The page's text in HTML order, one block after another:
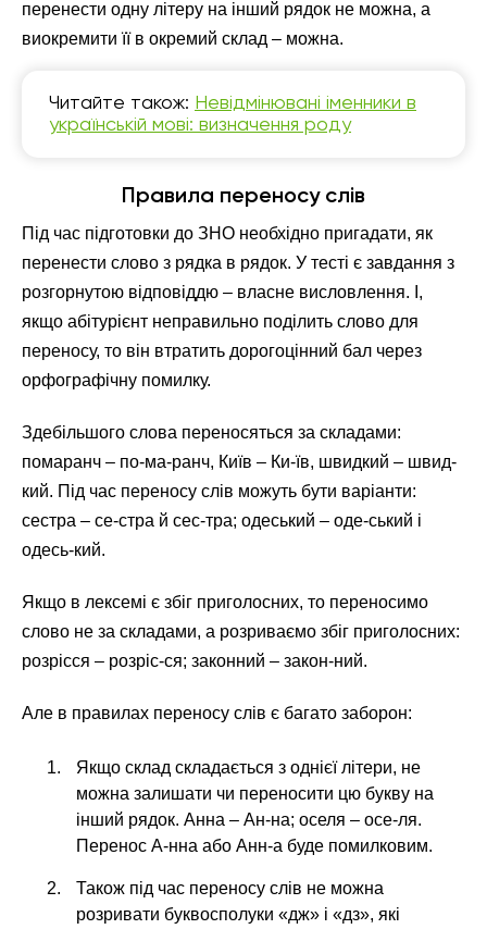
перенести одну літеру на інший рядок не можна, а
виокремити її в окремий склад – можна.
Читайте також: Невідмінювані іменники в
українській мові: визначення роду
Правила переносу слів
Під час підготовки до ЗНО необхідно пригадати, як
перенести слово з рядка в рядок. У тесті є завдання з
розгорнутою відповіддю – власне висловлення. І,
якщо абітурієнт неправильно поділить слово для
переносу, то він втратить дорогоцінний бал через
орфографічну помилку.
Здебільшого слова переносяться за складами:
помаранч – по-ма-ранч, Київ – Ки-їв, швидкий – швид-
кий. Під час переносу слів можуть бути варіанти:
сестра – се-стра й сес-тра; одеський – оде-ський і
одесь-кий.
Якщо в лексемі є збіг приголосних, то переносимо
слово не за складами, а розриваємо збіг приголосних:
розрісся – розріс-ся; законний – закон-ний.
Але в правилах переносу слів є багато заборон:
Якщо склад складається з однієї літери, не
можна залишати чи переносити цю букву на
інший рядок. Анна – Ан-на; оселя – осе-ля.
Перенос А-нна або Анн-а буде помилковим.
Також під час переносу слів не можна
розривати буквосполуки «дж» і «дз», які